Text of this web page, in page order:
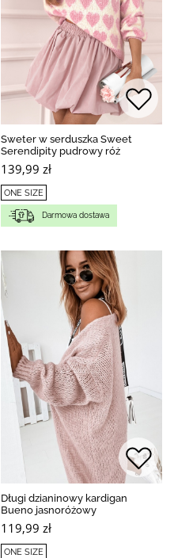
Sweter w serduszka Sweet
Serendipity pudrowy róż
139,99 zł
ONE SIZE
Darmowa dostawa
Długi dzianinowy kardigan
Bueno jasnoróżowy
119,99 zł
ONE SIZE